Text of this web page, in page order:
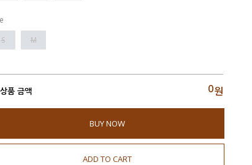
S
M
품 금액 0원
BUY NOW
ADD TO CART